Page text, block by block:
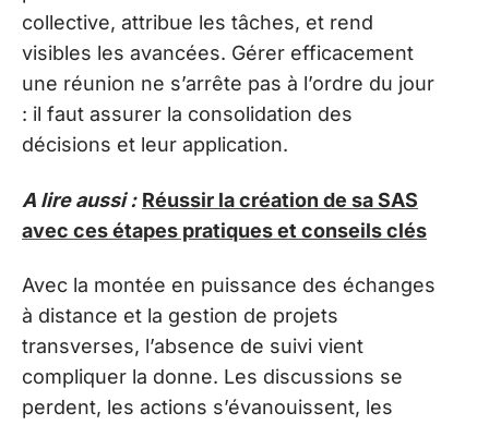
collective, attribue les tâches, et rend
visibles les avancées. Gérer efficacement
une réunion ne s’arrête pas à l’ordre du jour
: il faut assurer la consolidation des
décisions et leur application.
A lire aussi : Réussir la création de sa SAS
avec ces étapes pratiques et conseils clés
Avec la montée en puissance des échanges
à distance et la gestion de projets
transverses, l’absence de suivi vient
compliquer la donne. Les discussions se
perdent, les actions s’évanouissent, les